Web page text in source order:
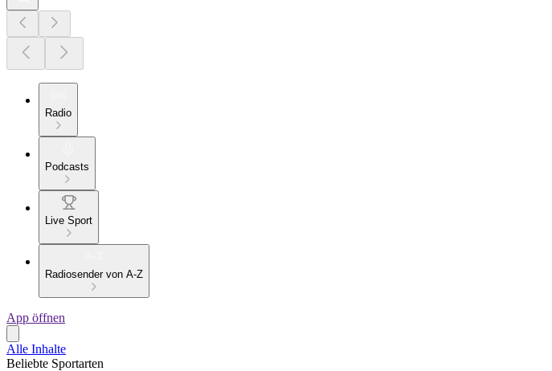
Radio
Podcasts
Live Sport
Radiosender von A-Z
App öffnen
Alle Inhalte
Beliebte Sportarten